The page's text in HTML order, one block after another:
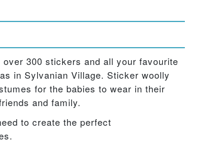
300 stickers and all your favourite
in Sylvanian Village. Sticker woolly
for the babies to wear in their
and family.
to create the perfect